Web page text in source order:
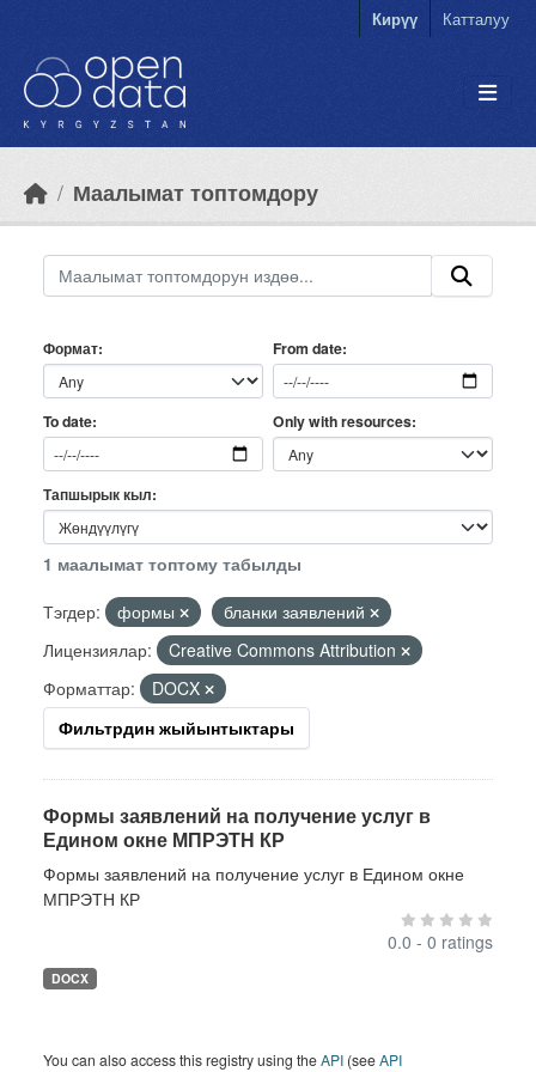
Кирүү Катталуу
Маалымат топтомдору
Формат From date
To date Only with resources
Тапшырык кыл
1 маалымат топтому табылды
Тэгдер:
формы
бланки заявлений
Лицензиялар:
Creative Commons Attribution
Форматтар:
DOCX
Фильтрдин жыйынтыктары
Формы заявлений на получение услуг в
Едином окне МПРЭТН КР
Формы заявлений на получение услуг в Едином окне
МПРЭТН КР
0.0 - 0 ratings
DOCX
You can also access this registry using theAPI (seeAPI